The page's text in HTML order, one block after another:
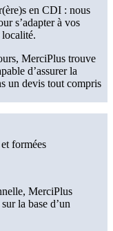
en CDI : nous
s’adapter à vos
MerciPlus trouve
d’assurer la
un devis tout compris
formées
MerciPlus
la base d’un